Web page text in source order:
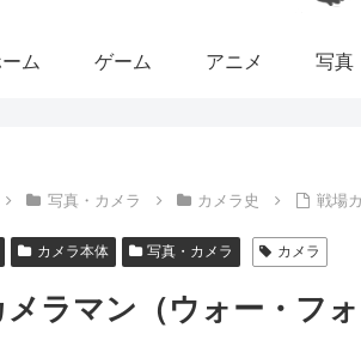
ム ゲーム アニメ 写真
写真・カメラ カメラ史 戦場
カメラ本体 写真・カメラ カメラ
メラマン（ウォー・フ